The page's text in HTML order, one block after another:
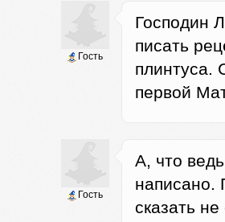
Гость
Господин
писать
плинтуса.
первой
Гость
А, что
написано.
сказать